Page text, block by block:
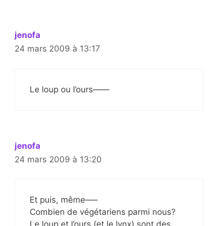
jenofa
24 mars 2009 à 13:17
Le loup ou l’ours——
jenofa
24 mars 2009 à 13:20
Et puis, même—–
Combien de végétariens parmi nous?